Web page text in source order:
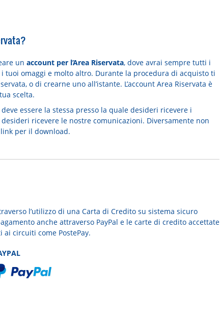
un account per l’Area Riservata, dove avrai sempre tutti i
omaggi e molto altro. Durante la procedura di acquisto ti
o di crearne uno all’istante. L’account Area Riservata è
scelta.
deve essere la stessa presso la quale desideri ricevere i
ricevere le nostre comunicazioni. Diversamente non
per il download.
l’utilizzo di una Carta di Credito su sistema sicuro
anche attraverso PayPal e le carte di credito accettate
circuiti come PostePay.